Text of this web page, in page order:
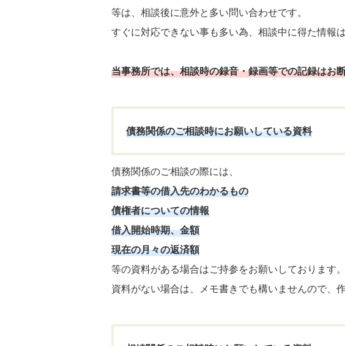
等は、相談後に意外と多い問い合わせです。
すぐに対応できない事も多い為、相談中に得た情報
当事務所では、相談時の録音・録画等での記録はお
債務関係のご相談時にお願いしている資料
債務関係のご相談の際には、
請求書等の借入先のわかるもの
債権者についての情報
借入開始時期、金額
現在の月々の返済額
等の資料がある場合はご持参をお願いしております。
資料がない場合は、メモ書きでも構いませんので、